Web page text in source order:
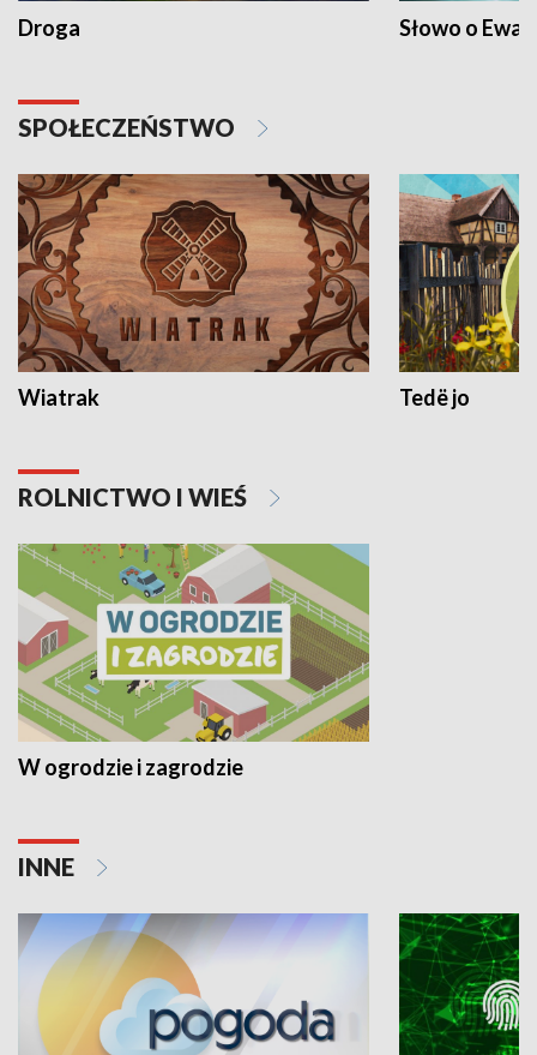
Droga Słowo o
SPOŁECZEŃSTWO
Wiatrak Tedë jo
ROLNICTWO I WIEŚ
W ogrodzie i zagrodzie
INNE